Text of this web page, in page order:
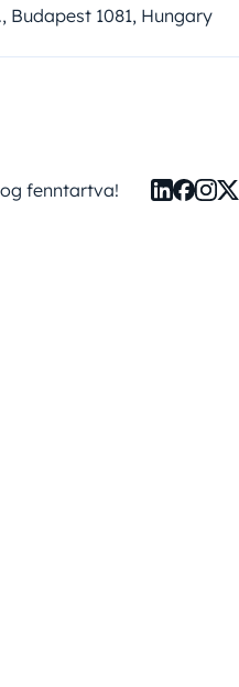
1081, Hungary
fenntartva!